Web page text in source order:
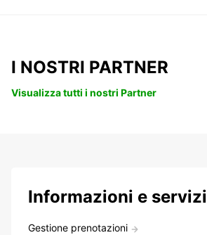
I NOSTRI PARTNER
Visualizza tutti i nostri Partner
Informazioni e servizi
Gestione prenotazioni